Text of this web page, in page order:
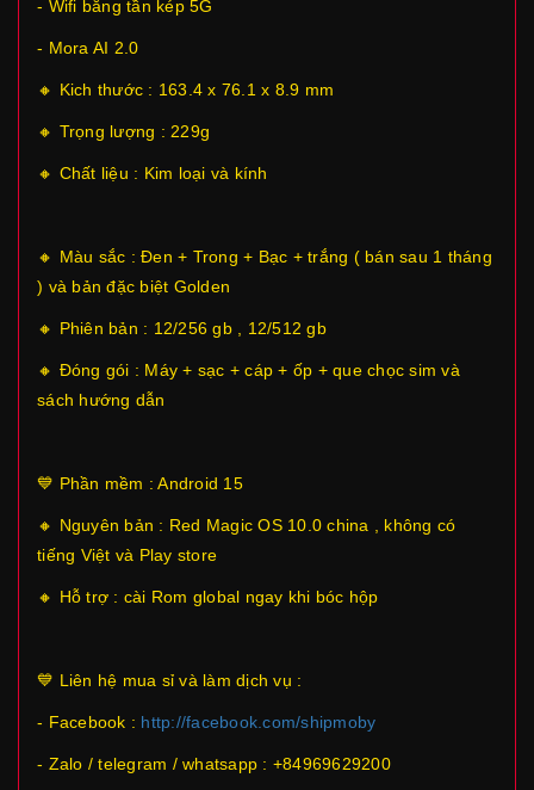
- Wifi băng tần kép 5G
- Mora AI 2.0
🔸 Kich thước : 163.4 x 76.1 x 8.9 mm
🔸 Trọng lượng : 229g
🔸 Chất liệu : Kim loại và kính
🔸 Màu sắc : Đen + Trong + Bạc + trắng ( bán sau 1 tháng
) và bản đặc biệt Golden
🔸 Phiên bản : 12/256 gb , 12/512 gb
🔸 Đóng gói : Máy + sạc + cáp + ốp + que chọc sim và
sách hướng dẫn
💙 Phần mềm : Android 15
🔸 Nguyên bản : Red Magic OS 10.0 china , không có
tiếng Việt và Play store
🔸 Hỗ trợ : cài Rom global ngay khi bóc hộp
💙 Liên hệ mua sỉ và làm dịch vụ :
- Facebook : http://facebook.com/shipmoby
- Zalo / telegram / whatsapp : +84969629200